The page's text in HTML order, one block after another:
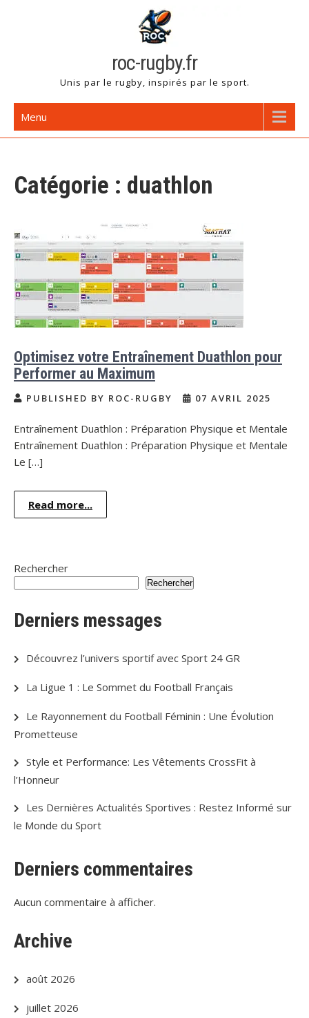
roc-rugby.fr
Unis par le rugby, inspirés par le sport.
Menu
Catégorie : duathlon
Optimisez votre Entraînement Duathlon pour
Performer au Maximum
PUBLISHED BY ROC-RUGBY 07 AVRIL 2025
Entraînement Duathlon : Préparation Physique et Mentale
Entraînement Duathlon : Préparation Physique et Mentale
Le […]
Read more...
Rechercher
Rechercher
Derniers messages
Découvrez l’univers sportif avec Sport 24 GR
La Ligue 1 : Le Sommet du Football Français
Le Rayonnement du Football Féminin : Une Évolution
Prometteuse
Style et Performance: Les Vêtements CrossFit à
l’Honneur
Les Dernières Actualités Sportives : Restez Informé sur
le Monde du Sport
Derniers commentaires
Aucun commentaire à afficher.
Archive
août 2026
juillet 2026